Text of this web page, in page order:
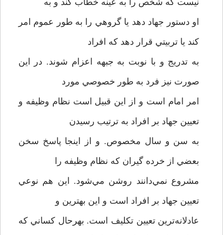
نيست که شخص را به عينه خطاب کند و به
او دستور جهاد دهد يا گروهي را به طور عموم امر
کند يا تربيتي قرار دهد که افراد
به تدريج و با نوبت به جبهه اعزام شوند. در اين
صورت نيز فرد به طور خصوصي مورد
امر امام است و از اين قبيل است نظام وظيفه و
تعيين جهاد بر افراد به ترتيب رسيدن
به سن و سال مخصوص. و از اينجا پاسخ سخن
بعضي از خرده گيران که نظام وظيفه را
مشروع نمي‌دانند روشن مي‌شود. اين هم نوعي
تعيين جهاد بر افراد است و اين بهترين و
عادلانه‌ترين تعيين تکليف است. بهرحال کساني که